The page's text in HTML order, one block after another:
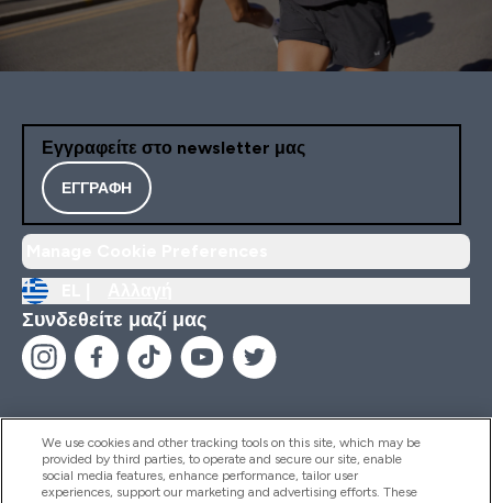
Εγγραφείτε στο newsletter μας
ΕΓΓΡΑΦΉ
Συνδεθείτε μαζί μας
Βοήθεια & Πληροφορίες
We use cookies and other tracking tools on this site, which may be
provided by third parties, to operate and secure our site, enable
social media features, enhance performance, tailor user
experiences, support our marketing and advertising efforts. These